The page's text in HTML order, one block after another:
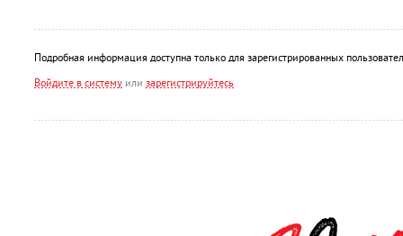
Подробная информация доступна только для зарегистрированных
Войдите в систему или зарегистрируйтесь